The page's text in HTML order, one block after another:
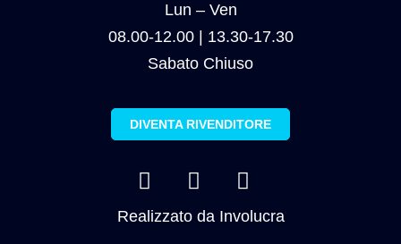
Lun – Ven
08.00-12.00 | 13.30-17.30
Sabato Chiuso
DIVENTA RIVENDITORE
Realizzato da Involucra